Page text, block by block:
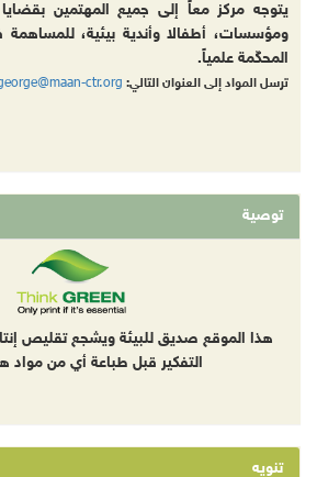
يتوجه مركز معاً إلى جميع المهتمين بقضايا
ومؤسسات، أطفالا وأندية بيئية، للمساهمة
المحكّمة علمياً.
ترسل المواد إلى العنوان التالي: ctr.org
توصية
هذا الموقع صديق للبيئة ويشجع تقليص
التفكير قبل طباعة أي من مواد
تنويه